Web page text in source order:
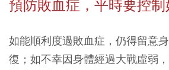
預防敗血症，平時要控
如能順利度過敗血症，仍得留意
復；如不幸因身體經過大戰虛弱